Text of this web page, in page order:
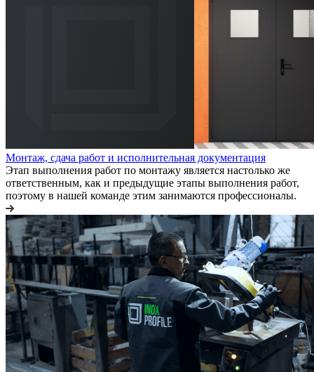
Монтаж, сдача работ и исполнительная документация
Этап выполнения работ по монтажу является настолько же
ответственным, как и предыдущие этапы выполнения работ,
поэтому в нашей команде этим занимаются профессионалы.